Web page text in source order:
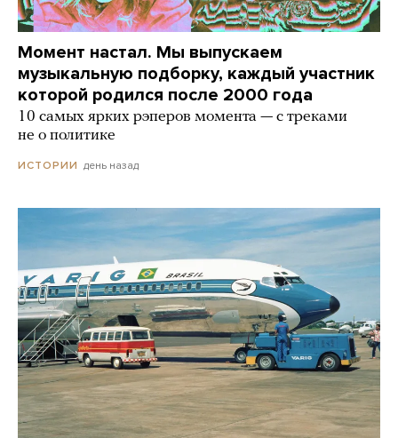
Момент настал. Мы выпускаем
музыкальную подборку, каждый участник
которой родился после 2000 года
10 самых ярких рэперов момента — с треками
не о политике
ИСТОРИИ день назад